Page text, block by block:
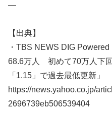
—
【出典】
・TBS NEWS DIG
68.6万人 初めて70万人下
「1.15」で過去最低更新」
https://news.yahoo.co.jp/
2696739eb506539404